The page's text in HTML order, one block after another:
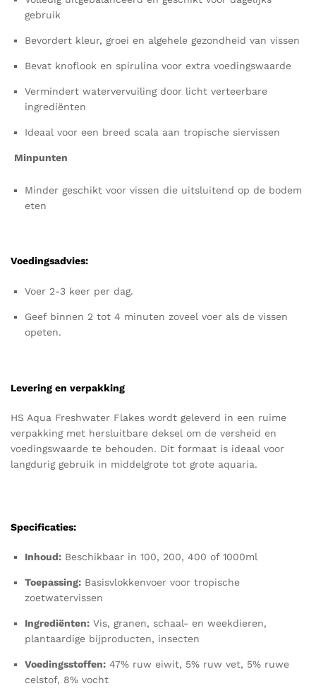
gebruik
Bevordert kleur, groei en algehele gezondheid van vissen
Bevat knoflook en spirulina voor extra voedingswaarde
Vermindert watervervuiling door licht verteerbare
ingrediënten
Ideaal voor een breed scala aan tropische siervissen
Minpunten
Minder geschikt voor vissen die uitsluitend op de bodem
eten
Voedingsadvies:
Voer 2-3 keer per dag.
Geef binnen 2 tot 4 minuten zoveel voer als de vissen
opeten.
Levering en verpakking
HS Aqua Freshwater Flakes wordt geleverd in een ruime
verpakking met hersluitbare deksel om de versheid en
voedingswaarde te behouden. Dit formaat is ideaal voor
langdurig gebruik in middelgrote tot grote aquaria.
Specificaties:
Inhoud: Beschikbaar in 100, 200, 400 of 1000ml
Toepassing: Basisvlokkenvoer voor tropische
zoetwatervissen
Ingrediënten: Vis, granen, schaal- en weekdieren,
plantaardige bijproducten, insecten
Voedingsstoffen: 47% ruw eiwit, 5% ruw vet, 5% ruwe
celstof, 8% vocht